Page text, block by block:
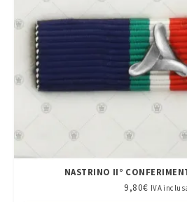
NASTRINO II°
9,80€ IVA